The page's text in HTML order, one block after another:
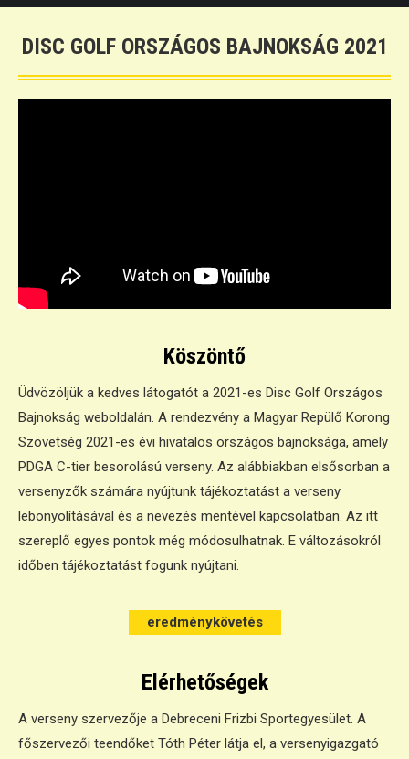
DISC GOLF ORSZÁGOS BAJNOKSÁG 2021
Köszöntő
Üdvözöljük a kedves látogatót a 2021-es Disc Golf Országos
Bajnokság weboldalán. A rendezvény a Magyar Repülő Korong
Szövetség 2021-es évi hivatalos országos bajnoksága, amely
PDGA C-tier besorolású verseny. Az alábbiakban elsősorban a
versenyzők számára nyújtunk tájékoztatást a verseny
lebonyolításával és a nevezés mentével kapcsolatban. Az itt
szereplő egyes pontok még módosulhatnak. E változásokról
időben tájékoztatást fogunk nyújtani.
eredménykövetés
eredménykövetés
Elérhetőségek
A verseny szervezője a Debreceni Frizbi Sportegyesület. A
főszervezői teendőket Tóth Péter látja el, a versenyigazgató